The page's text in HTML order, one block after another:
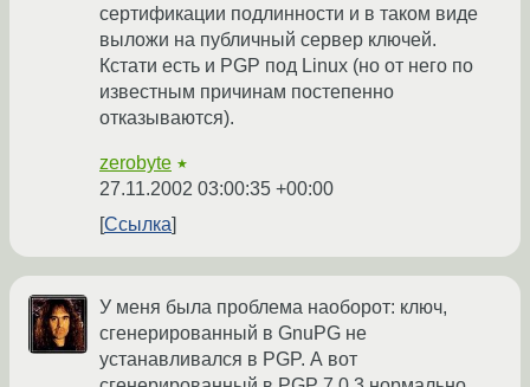
сертификации подлинности и в таком виде
выложи на публичный сервер ключей.
Кстати есть и PGP под Linux (но от него по
известным причинам постепенно
отказываются).
zerobyte ★
27.11.2002 03:00:35 +00:00
Ссылка
У меня была проблема наоборот: ключ,
сгенерированный в GnuPG не
устанавливался в PGP. А вот